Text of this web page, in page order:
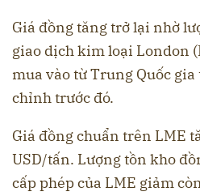
Giá đồng tăng trở lại nhờ
giao dịch kim loại London
mua vào từ Trung Quốc
chỉnh trước đó.
Giá đồng chuẩn trên LME
USD/tấn. Lượng tồn kho
cấp phép của LME giảm